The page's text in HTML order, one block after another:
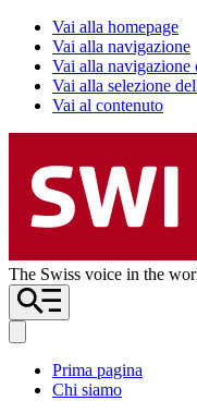
Vai alla homepage
Vai alla navigazione
Vai alla navigazione
Vai alla selezione
Vai al contenuto
The Swiss voice in the
Prima pagina
Chi siamo